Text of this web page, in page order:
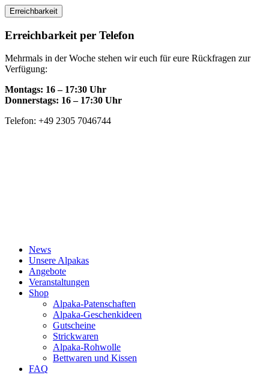
Skip
to
content
Erreichbarkeit
Erreichbarkeit per Telefon
Mehrmals in der Woche stehen wir euch für eure Rückfragen zur
Verfügung:
Montags: 16 – 17:30 Uhr
Donnerstags: 16 – 17:30 Uhr
Telefon: +49 2305 7046744
News
Unsere Alpakas
Angebote
Veranstaltungen
Shop
Alpaka-Patenschaften
Alpaka-Geschenkideen
Gutscheine
Strickwaren
Alpaka-Rohwolle
Bettwaren und Kissen
FAQ